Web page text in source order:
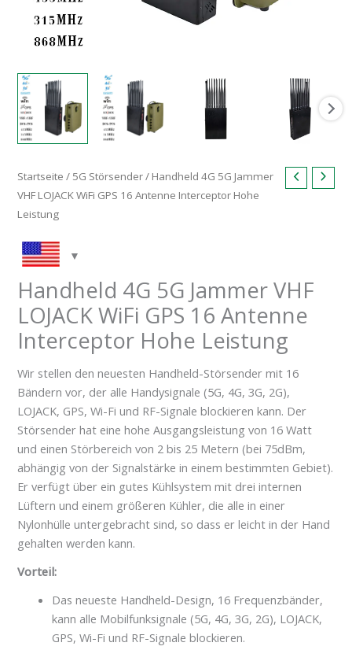
Startseite / 5G Störsender/ Handheld 4G 5G Jammer
VHF LOJACK WiFi GPS 16 Antenne Interceptor Hohe
Leistung
Handheld 4G 5G Jammer VHF
LOJACK WiFi GPS 16 Antenne
Interceptor Hohe Leistung
Wir stellen den neuesten Handheld-Störsender mit 16
Bändern vor, der alle Handysignale (5G, 4G, 3G, 2G),
LOJACK, GPS, Wi-Fi und RF-Signale blockieren kann. Der
Störsender hat eine hohe Ausgangsleistung von 16 Watt
und einen Störbereich von 2 bis 25 Metern (bei 75dBm,
abhängig von der Signalstärke in einem bestimmten Gebiet).
Er verfügt über ein gutes Kühlsystem mit drei internen
Lüftern und einem größeren Kühler, die alle in einer
Nylonhülle untergebracht sind, so dass er leicht in der Hand
gehalten werden kann.
Vorteil:
Das neueste Handheld-Design, 16 Frequenzbänder,
kann alle Mobilfunksignale (5G, 4G, 3G, 2G), LOJACK,
GPS, Wi-Fi und RF-Signale blockieren.